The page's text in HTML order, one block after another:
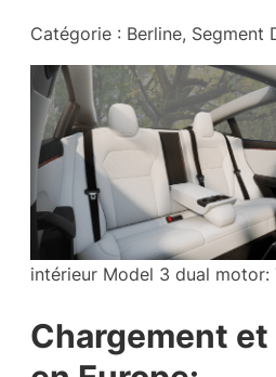
Catégorie : Berline, Segment
intérieur Model 3 dual motor:
Chargement